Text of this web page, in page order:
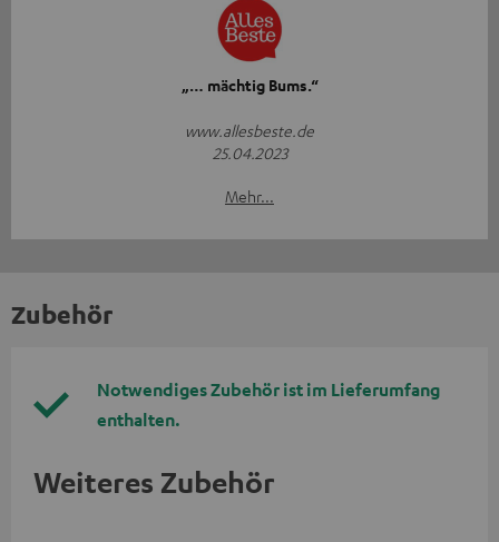
„… mächtig Bums.“
www.allesbeste.de
25.04.2023
Mehr...
Zubehör
Notwendiges Zubehör ist im Lieferumfang
enthalten.
Weiteres Zubehör